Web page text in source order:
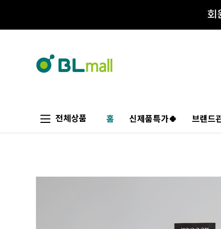
전체상품 홈 신제품특가🍀 브랜드